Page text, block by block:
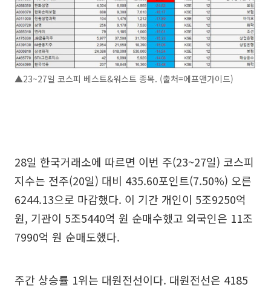
▲23~27일 코스피 베스트&워스트 종목. (출처=에프앤가이드)
28일 한국거래소에 따르면 이번 주(23~27일) 코스피
지수는 전주(20일) 대비 435.60포인트(7.50%) 오른
6244.13으로 마감했다. 이 기간 개인이 5조9250억
원, 기관이 5조5440억 원 순매수했고 외국인은 11조
7990억 원 순매도했다.
주간 상승률 1위는 대원전선이다. 대원전선은 4185